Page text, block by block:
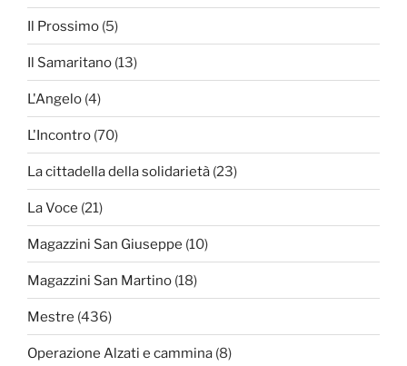
Il Prossimo (5)
Il Samaritano (13)
L'Angelo (4)
L'Incontro (70)
La cittadella della solidarietà (23)
La Voce (21)
Magazzini San Giuseppe (10)
Magazzini San Martino (18)
Mestre (436)
Operazione Alzati e cammina (8)